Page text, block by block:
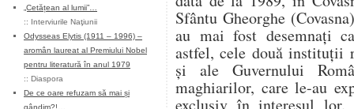
„Cetățean al lumii”…
:: Interviurile Naţiunii
Odysseas Elytis (1911 – 1996) –
aromân laureat al Premiului Nobel
pentru literatură în anul 1979
:: Diaspora
De ce oare refuzam să mai și
gândim?!…
Sfântu Gheorghe
au mai fost desemnaţi
astfel, cele două instituţii
şi ale Guvernului
maghiarilor, care le-au
exclusiv în interesul